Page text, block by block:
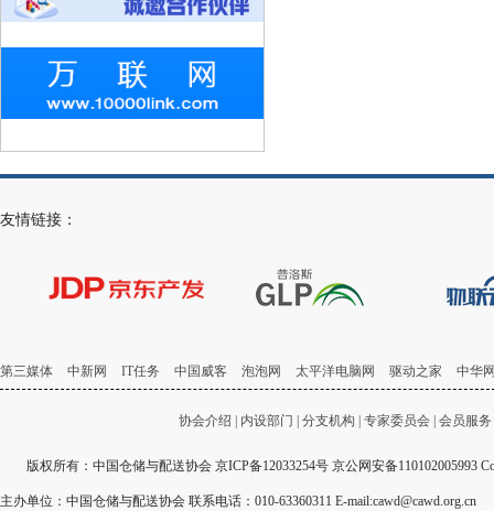
友情链接：
第三媒体 中新网 IT任务 中国威客 泡泡网 太平洋电脑网 驱动之家 中华
协会介绍 内设部门 分支机构 专家委员会 会员服务
版权所有：中国仓储与配送协会 京ICP备12033254号 京公网安备110102005993
主办单位：中国仓储与配送协会 联系电话：010-63360311 E-mail:cawd@cawd.org.cn